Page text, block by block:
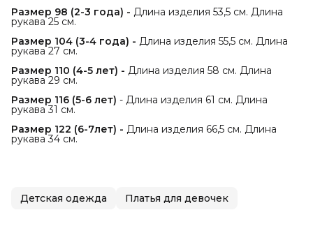
Размер 98 (2-3 года) - Длина изделия 53,5 см. Длина
рукава 25 см.
Размер 104 (3-4 года) - Длина изделия 55,5 см. Длина
рукава 27 см.
Размер 110 (4-5 лет) - Длина изделия 58 см. Длина
рукава 29 см.
Размер 116 (5-6 лет) - Длина изделия 61 см. Длина
рукава 31 см.
Размер 122 (6-7лет) - Длина изделия 66,5 см. Длина
рукава 34 см.
Детская одежда Платья для девочек